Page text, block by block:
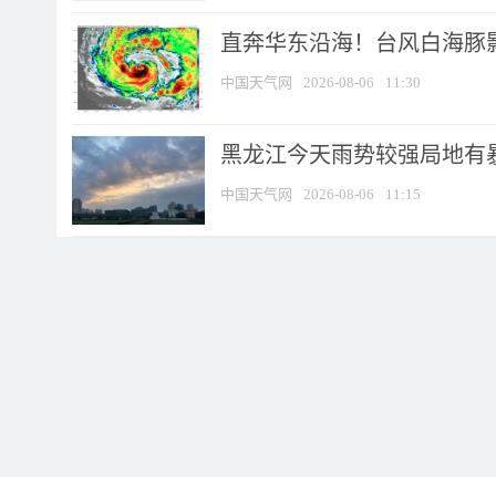
直奔华东沿海！台风白海豚
中国天气网 2026-08-06 11:30
黑龙江今天雨势较强局地有
中国天气网 2026-08-06 11:15